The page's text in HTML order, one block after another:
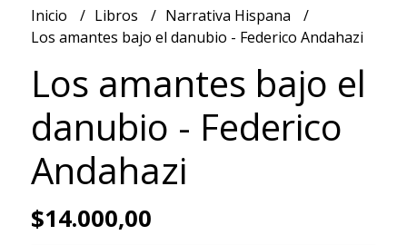
Inicio Libros
Narrativa Hispana
Los amantes bajo el danubio - Federico Andahazi
Los amantes bajo el
danubio - Federico
Andahazi
$14.000,00